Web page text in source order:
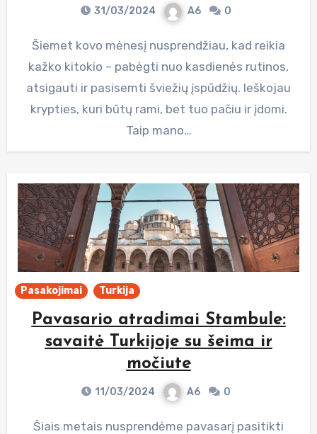
31/03/2024 A6 0
Šiemet kovo mėnesį nusprendžiau, kad reikia
kažko kitokio – pabėgti nuo kasdienės rutinos,
atsigauti ir pasisemti šviežių įspūdžių. Ieškojau
krypties, kuri būtų rami, bet tuo pačiu ir įdomi.
Taip mano…
Pasakojimai Turkija
Pavasario atradimai Stambule:
savaitė Turkijoje su šeima ir
močiute
11/03/2024 A6 0
Šiais metais nusprendėme pavasarį pasitikti